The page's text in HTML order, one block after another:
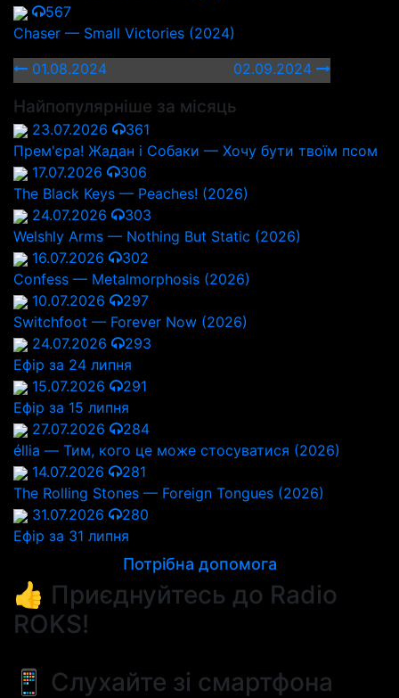
567
Chaser — Small Victories (2024)
01.08.2024
02.09.2024
Найпопулярніше за місяць
23.07.2026
361
Прем'єра! Жадан і Собаки — Хочу бути твоїм псом
17.07.2026
306
The Black Keys — Peaches! (2026)
24.07.2026
303
Welshly Arms — Nothing But Static (2026)
16.07.2026
302
Confess — Metalmorphosis (2026)
10.07.2026
297
Switchfoot — Forever Now (2026)
24.07.2026
293
Ефір за 24 липня
15.07.2026
291
Ефір за 15 липня
27.07.2026
284
éllia — Тим, кого це може стосуватися (2026)
14.07.2026
281
The Rolling Stones — Foreign Tongues (2026)
31.07.2026
280
Ефір за 31 липня
Потрібна допомога
👍 Приєднуйтесь до Radio
ROKS!
📱 Слухайте зі смартфона